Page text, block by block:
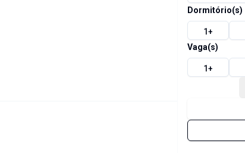
Dormitório(s)
1+
Vaga(s)
1+